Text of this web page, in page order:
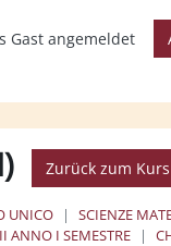
Gast angemeldet
Zurück zum Kurs
UNICO
SCIENZE
II ANNO I SEMESTRE